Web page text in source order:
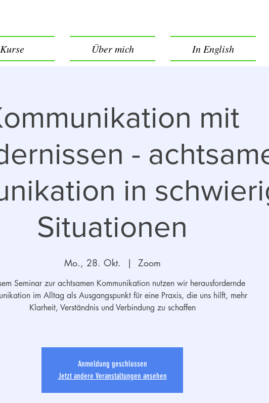
Kurse Über mich In English
mit
-
in
Situationen
Mo., 28. Okt.
  |
Zoom
Seminar zur achtsamen Kommunikation nutzen wir herausfordernde
im Alltag als Ausgangspunkt für eine Praxis, die uns hilft, mehr
Klarheit, Verständnis und Verbindung zu schaffen
Anmeldung geschlossen
Jetzt andere Veranstaltungen ansehen